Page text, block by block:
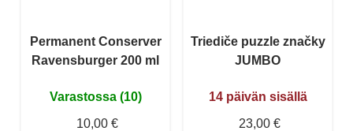
Permanent Conserver
Ravensburger 200 ml
Varastossa (10)
10,00 €
Triediče puzzle značky
JUMBO
14 päivän sisällä
23,00 €